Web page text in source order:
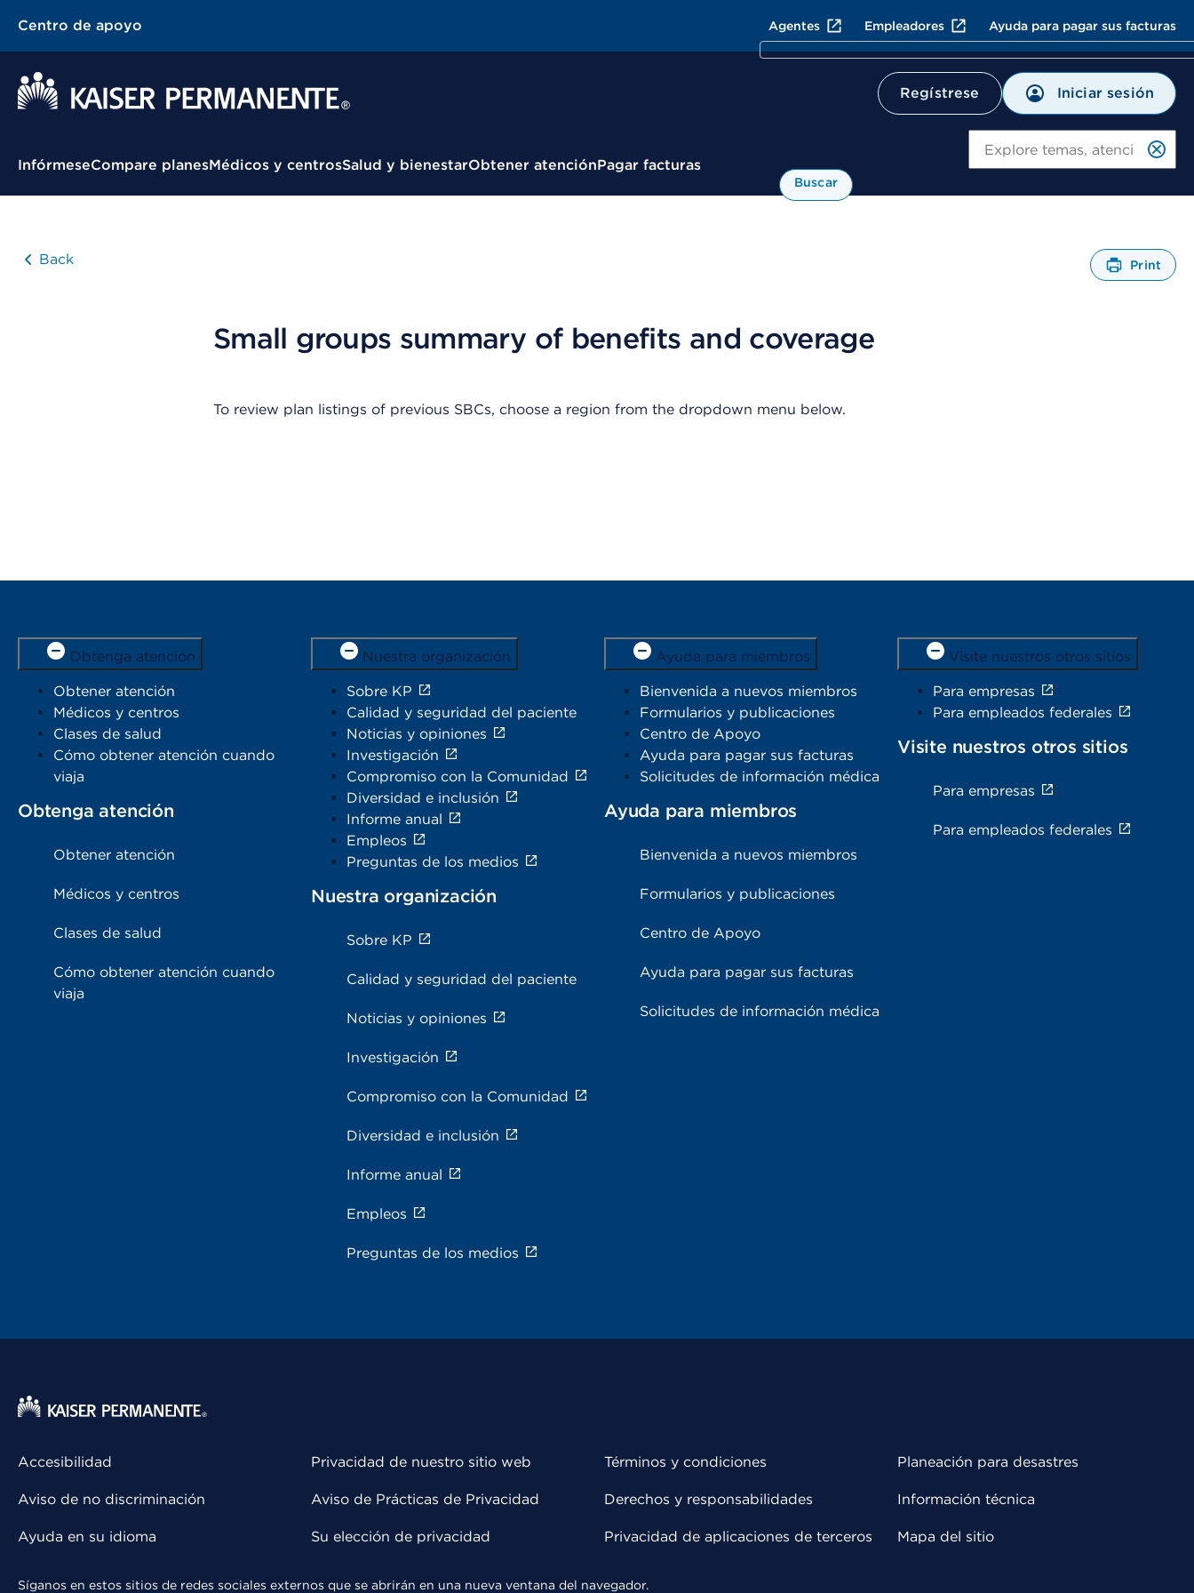
Centro de apoyo Agentes Empleadores Ayuda para pagar sus facturas
Regístrese Iniciar sesión
Menú contextual
InfórmeseCompare planesMédicos y centrosSalud y bienestarObtener atenciónPagar facturas
Buscar
Back
Print
A
l
o
Small groups summary of benefits and coverage
To review plan listings of previous SBCs, choose a region from the dropdown menu below.
Obtenga atención
Obtener atención
Médicos y centros
Clases de salud
Cómo obtener atención cuando
viaja
Obtenga atención
Obtener atención
Médicos y centros
Clases de salud
Cómo obtener atención cuando
viaja
Nuestra organización
Sobre KP
Calidad y seguridad del paciente
Noticias y opiniones
Investigación
Compromiso con la Comunidad
Diversidad e inclusión
Informe anual
Empleos
Preguntas de los medios
Nuestra organización
Sobre KP
Calidad y seguridad del paciente
Noticias y opiniones
Investigación
Compromiso con la Comunidad
Diversidad e inclusión
Informe anual
Empleos
Preguntas de los medios
Ayuda para miembros
Bienvenida a nuevos miembros
Formularios y publicaciones
Centro de Apoyo
Ayuda para pagar sus facturas
Solicitudes de información médica
Ayuda para miembros
Bienvenida a nuevos miembros
Formularios y publicaciones
Centro de Apoyo
Ayuda para pagar sus facturas
Solicitudes de información médica
Visite nuestros otros sitios
Para empresas
Para empleados federales
Visite nuestros otros sitios
Para empresas
Para empleados federales
Accesibilidad
Aviso de no discriminación
Ayuda en su idioma
Privacidad de nuestro sitio web
Aviso de Prácticas de Privacidad
Su elección de privacidad
Términos y condiciones
Derechos y responsabilidades
Privacidad de aplicaciones de terceros
Planeación para desastres
Información técnica
Mapa del sitio
Síganos en estos sitios de redes sociales externos que se abrirán en una nueva ventana del navegador.